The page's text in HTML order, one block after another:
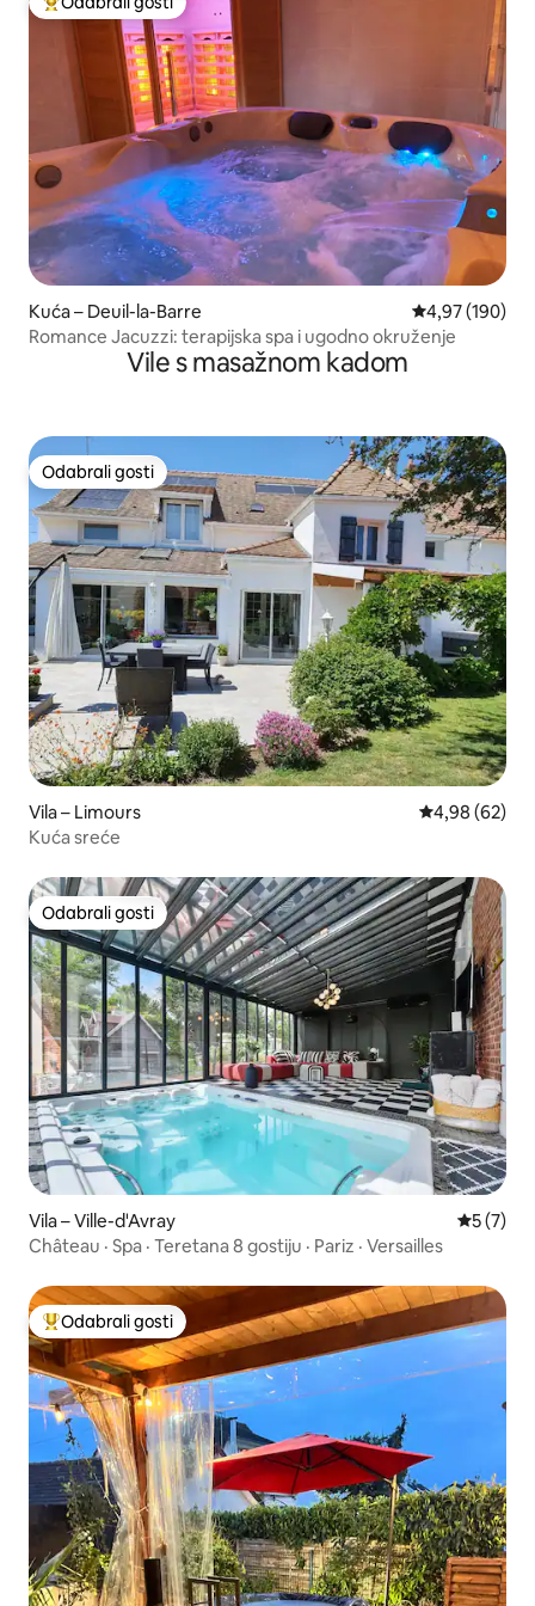
Među najviše rangiranima s oznakom „Odabrali gosti”
Kuća – Deuil-la-Barre Prosječna
4,97 (190)
Romance Jacuzzi: terapijska spa i ugodno okruženje
Vile s masažnom kadom
Odabrali gosti
Odabrali gosti
Vila – Limours Prosječna
4,98 (62)
Kuća sreće
Odabrali gosti
Odabrali gosti
Vila – Ville-d'Avray
5 (7)
Château · Spa · Teretana 8 gostiju · Pariz · Versailles
Među najviše rangiranima s oznakom „Odabrali gosti”
Odabrali gosti